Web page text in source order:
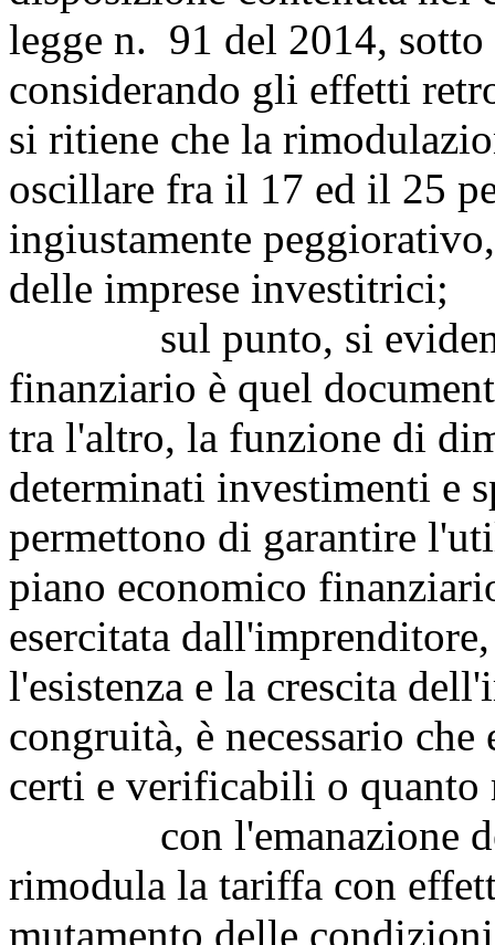
legge n. 91 del 2014,
considerando gli effetti
si ritiene che la
oscillare fra il 17 ed il 25
ingiustamente
delle imprese investitrici;
sul punto, si
finanziario è quel
tra l'altro, la funzione di
determinati investimenti e
permettono di garantire
piano economico
esercitata
l'esistenza e la crescita
congruità, è necessario
certi e verificabili o
con l'emanazione
rimodula la tariffa con
mutamento delle